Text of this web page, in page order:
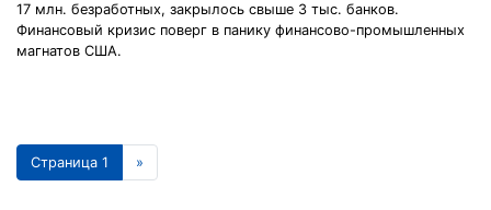
17 млн. безработных, закрылось свыше 3 тыс. банков.
Финансовый кризис поверг в панику финансово-промышленных
магнатов США.
Страница 1 »